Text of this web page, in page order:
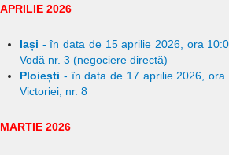
APRILIE 2026
Iași - în data de 15 aprilie 2026, ora
Vodă nr. 3 (negociere directă)
Ploiești - în data de 17 aprilie 2026, ora
Victoriei, nr. 8
MARTIE 2026